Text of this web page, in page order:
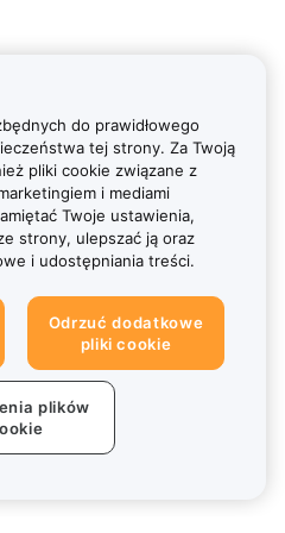
do prawidłowego
tej strony. Za Twoją
pliki cookie związane z
i mediami
Twoje ustawienia,
strony, ulepszać ją oraz
i udostępniania treści.
Odrzuć dodatkowe
pliki cookie
plików